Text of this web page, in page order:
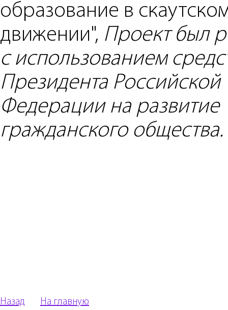
образование в
движении", Проект был
с использованием
Президента Российской
Федерации на развитие
гражданского общества.
Назад На главную